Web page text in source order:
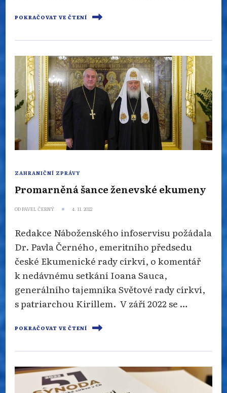
POKRAČOVAT VE ČTENÍ
ZAHRANIČNÍ ZPRÁVY
Promarněná šance ženevské ekumeny
ODPAVEL ČERNÝ 4. 11. 2022
Redakce Náboženského infoservisu požádala
Dr. Pavla Černého, emeritního předsedu
české Ekumenické rady církví, o komentář
k nedávnému setkání Ioana Sauca,
generálního tajemníka Světové rady církví,
s patriarchou Kirillem. V září 2022 se …
POKRAČOVAT VE ČTENÍ